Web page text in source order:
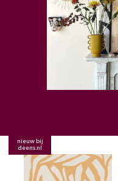
nieuw bij
deens.nl